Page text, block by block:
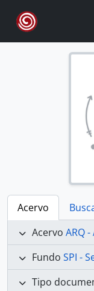
Skip to main content
Acervo
Acervo ARQ
Fundo SPI -
Tipo